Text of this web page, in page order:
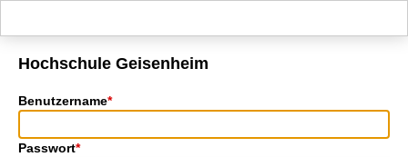
Hauptnavigation
Fußzeile
Hochschule Geisenheim
Benutzername
Passwort